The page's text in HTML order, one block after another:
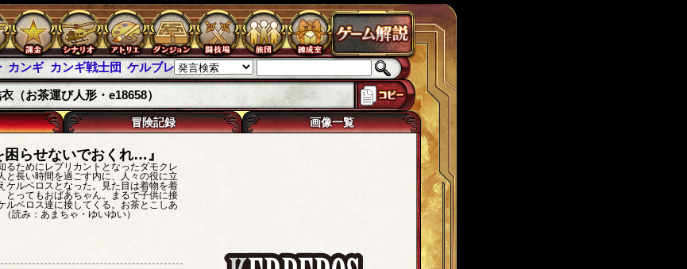
カンギ カンギ戦士団 ケルブレ ケルベロスブレイド チェインパラドクス
（お茶運び人形・e18658）
冒険記録 画像一覧
困らせないでおくれ…
るためにレプリカントとなったダモクレ
と長い時間を過ごす内に、人々の役に立
ケルベロスとなった。見た目は着物を着
とってもおばあちゃん。まるで子供に接
ルベロス達に接してくる。お茶とこしあ
（読み： あまちゃ ・ ゆいゆい）